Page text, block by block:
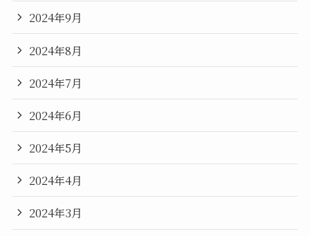
2024年9月
2024年8月
2024年7月
2024年6月
2024年5月
2024年4月
2024年3月